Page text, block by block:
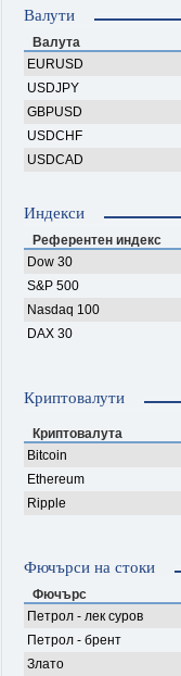
Валути
Валута
EURUSD
USDJPY
GBPUSD
USDCHF
USDCAD
Индекси
Референтен индекс
Dow 30
S&P 500
Nasdaq 100
DAX 30
Криптовалути
Криптовалута
Bitcoin
Ethereum
Ripple
Фючърси на стоки
Фючърс
Петрол - лек суров
Петрол - брент
Злато